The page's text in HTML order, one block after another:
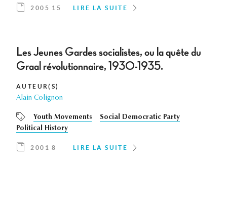
2005 15 LIRE LA SUITE
Les Jeunes Gardes socialistes, ou la quête du
Graal révolutionnaire, 1930-1935.
AUTEUR(S)
Alain Colignon
Youth Movements
Social Democratic Party
Political History
2001 8 LIRE LA SUITE